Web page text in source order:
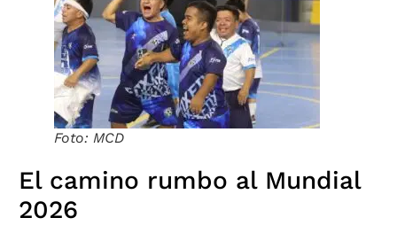
Foto: MCD
El camino rumbo al Mundial
2026